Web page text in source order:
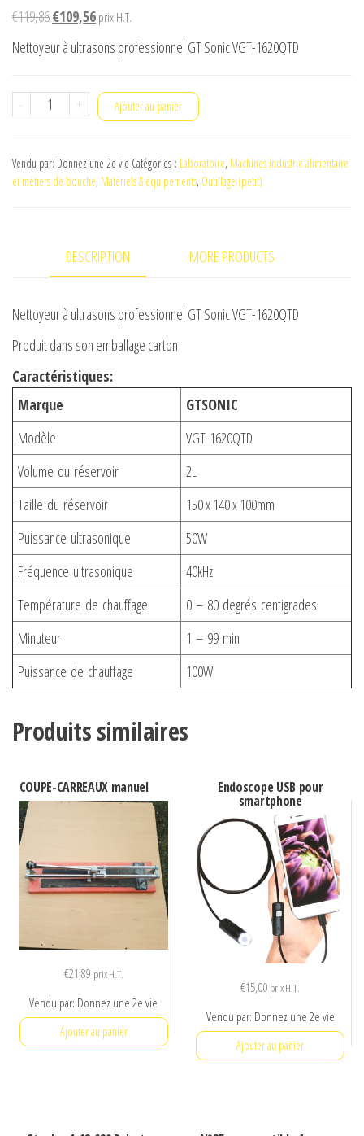
€119,86Le
prix
€119,86.
€109,56Le
actuel
€109,56.
prix H.T.
Nettoyeur à ultrasons professionnel GT Sonic VGT-1620QTD
-
quantité
à
1620QTD
+ Ajouter au panier
Vendu par: Donnez une 2e vie Catégories : Laboratoire, Machines industrie alimentaire
et métiers de bouche, Matériels & équipements, Outillage (petit)
DESCRIPTION MORE PRODUCTS
Nettoyeur à ultrasons professionnel GT Sonic VGT-1620QTD
Produit dans son emballage carton
Caractéristiques:
Marque
GTSONIC
Modèle
VGT-1620QTD
Volume du réservoir
2L
Taille du réservoir
150 x 140 x 100mm
Puissance ultrasonique
50W
Fréquence ultrasonique
40kHz
Température de chauffage
0 – 80 degrés centigrades
Minuteur
1 – 99 min
Puissance de chauffage
100W
Produits similaires
COUPE-CARREAUX manuel
€21,89 prix H.T.
Vendu par: Donnez une 2e vie
Ajouter au panier
Endoscope USB pour
smartphone
€15,00 prix H.T.
Vendu par: Donnez une 2e vie
Ajouter au panier